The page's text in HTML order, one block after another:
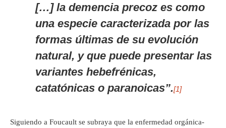
[…] la demencia precoz es como
una especie caracterizada por las
formas últimas de su evolución
natural, y que puede presentar las
variantes hebefrénicas,
catatónicas o paranoicas”.[1]
Siguiendo a Foucault se subraya que la enfermedad orgánica-